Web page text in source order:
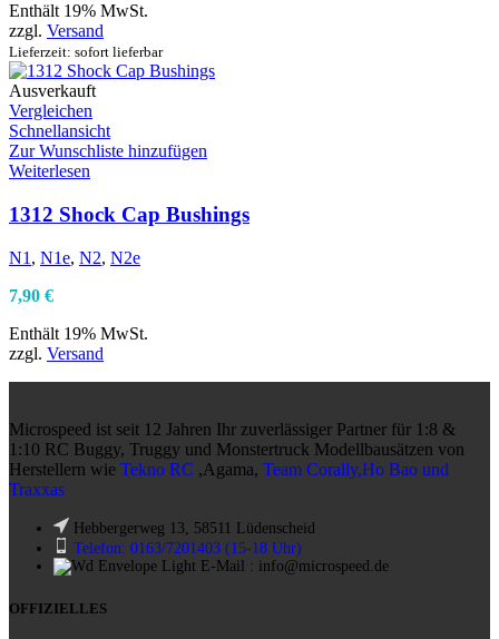
Enthält 19% MwSt.
zzgl. Versand
Lieferzeit: sofort lieferbar
Ausverkauft
Vergleichen
Schnellansicht
Zur Wunschliste hinzufügen
Weiterlesen
1312 Shock Cap Bushings
N1 , N1e, N2, N2e
7,90 €
Enthält 19% MwSt.
zzgl. Versand
Microspeed ist seit 12 Jahren Ihr zuverlässiger Partner für 1:8 &
1:10 RC Buggy, Truggy und Monstertruck Modellbausätzen von
Herstellern wie Tekno RC ,Agama, Team Corally,Ho Bao und
Traxxas
Hebbergerweg 13, 58511 Lüdenscheid
Telefon: 0163/7201403 (15-18 Uhr)
E-Mail : info@microspeed.de
OFFIZIELLES